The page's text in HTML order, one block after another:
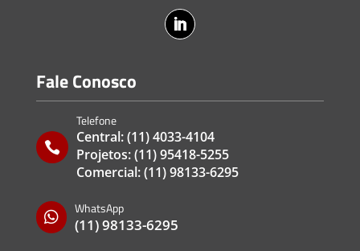
Fale Conosco

Telefone
Central:(11) 4033-4104
Projetos:(11) 95418-5255
Comercial:(11) 98133-6295

WhatsApp
(11) 98133-6295